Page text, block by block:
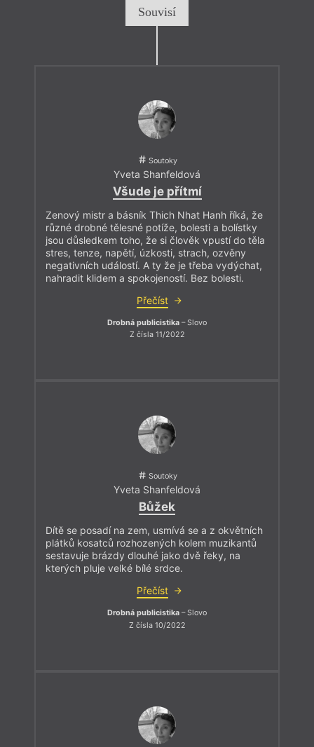
Souvisí
Soutoky
Yveta Shanfeldová
Všude je přítmí
Zenový mistr a básník Thich Nhat Hanh říká, že
různé drobné tělesné potíže, bolesti a bolístky
jsou důsledkem toho, že si člověk vpustí do těla
stres, tenze, napětí, úzkosti, strach, ozvěny
negativních událostí. A ty že je třeba vydýchat,
nahradit klidem a spokojeností. Bez bolesti.
Přečíst
Drobná publicistika – Slovo
Z čísla 11/2022
Soutoky
Yveta Shanfeldová
Bůžek
Dítě se posadí na zem, usmívá se a z okvětních
plátků kosatců rozhozených kolem muzikantů
sestavuje brázdy dlouhé jako dvě řeky, na
kterých pluje velké bílé srdce.
Přečíst
Drobná publicistika – Slovo
Z čísla 10/2022